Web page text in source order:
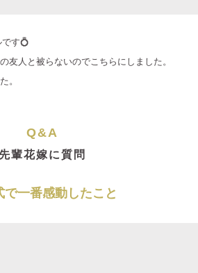
す💍
友人と被らないのでこちらにしました。
。
Q&A
先輩花嫁に質問
で一番感動したこと